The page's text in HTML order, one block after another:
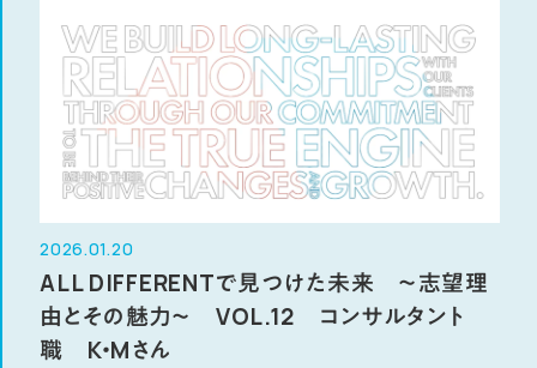
2026.01.20
ALL DIFFERENTで見つけた未来 ～志望理
由とその魅力～ VOL.12 コンサルタント
職 K・Mさん